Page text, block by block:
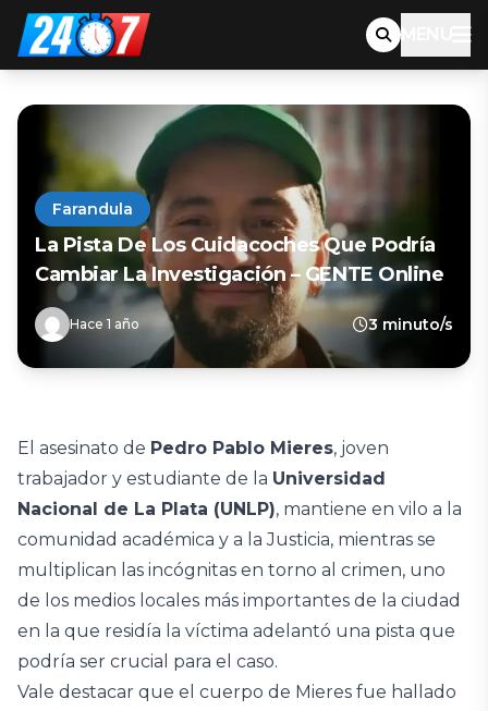
MENU
Farandula
La Pista De Los Cuidacoches Que Podría
Cambiar La Investigación – GENTE Online
Hace 1 año 3 minuto/s
El asesinato de Pedro Pablo Mieres, joven
trabajador y estudiante de la Universidad
Nacional de La Plata (UNLP), mantiene en vilo a la
comunidad académica y a la Justicia, mientras se
multiplican las incógnitas en torno al crimen, uno
de los medios locales más importantes de la ciudad
en la que residía la víctima adelantó una pista que
podría ser crucial para el caso.
Vale destacar que el cuerpo de Mieres fue hallado